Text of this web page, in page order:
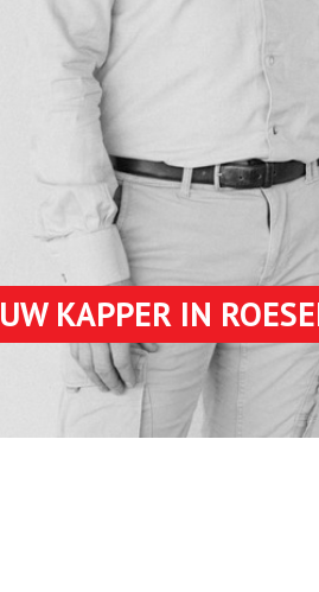
UW KAPPER IN